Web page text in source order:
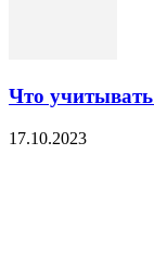
Что
17.10.2023